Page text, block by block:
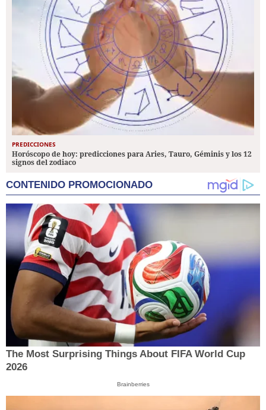
PREDICCIONES
Horóscopo de hoy: predicciones para Aries, Tauro, Géminis y los 12
signos del zodiaco
CONTENIDO PROMOCIONADO
The Most Surprising Things About FIFA World Cup
2026
Brainberries